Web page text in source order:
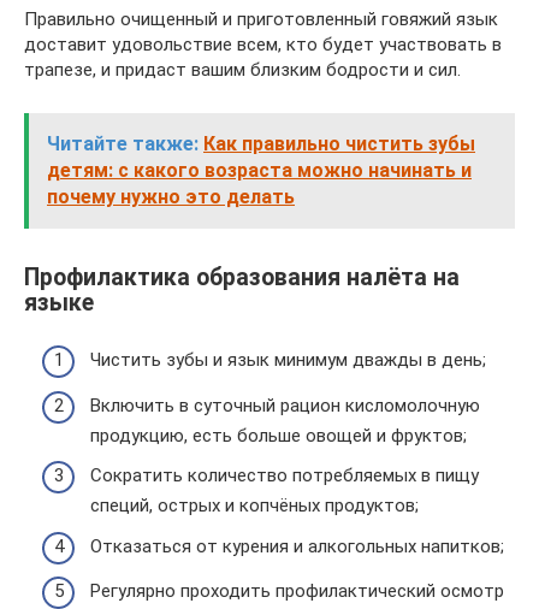
Правильно очищенный и приготовленный говяжий язык
доставит удовольствие всем, кто будет участвовать в
трапезе, и придаст вашим близким бодрости и сил.
Читайте также: Как правильно чистить зубы
детям: с какого возраста можно начинать и
почему нужно это делать
Профилактика образования налёта на
языке
Чистить зубы и язык минимум дважды в день;
Включить в суточный рацион кисломолочную
продукцию, есть больше овощей и фруктов;
Сократить количество потребляемых в пищу
специй, острых и копчёных продуктов;
Отказаться от курения и алкогольных напитков;
Регулярно проходить профилактический осмотр